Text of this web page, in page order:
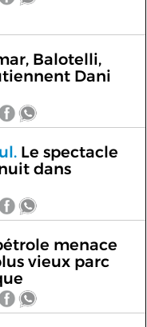
Balotelli,
Dani
Le spectacle
dans
menace
vieux parc